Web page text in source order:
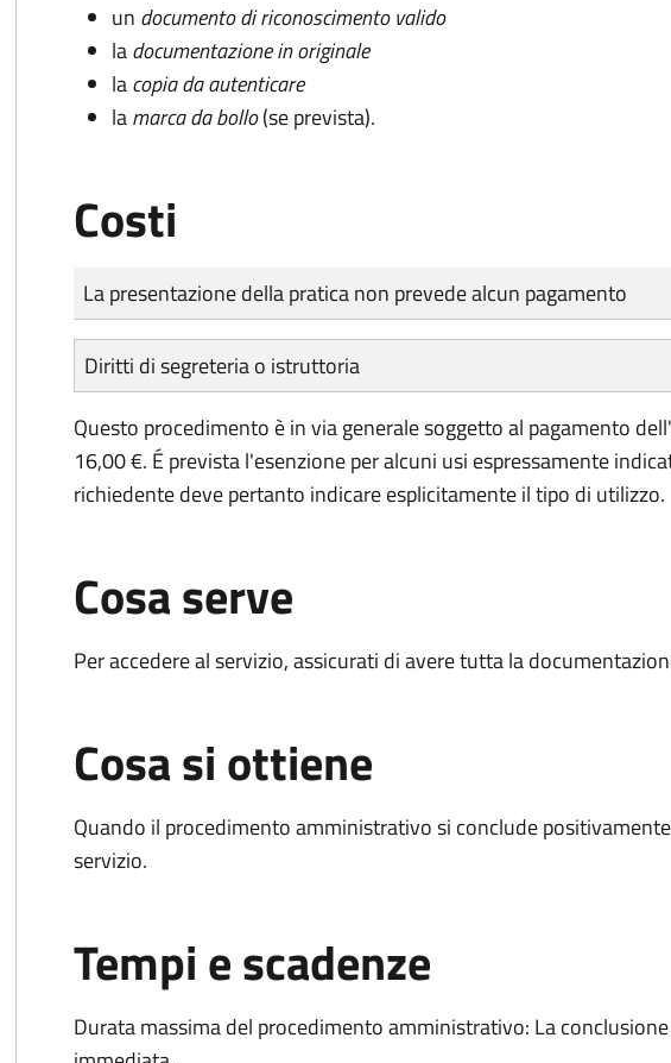
un documento di riconoscimento valido
ladocumentazione in originale
lacopia da autenticare
lamarca da bollo(se prevista).
Costi
Tipo di pagamento
Importo
La presentazione della pratica non prevede alcun pagamento
Diritti di segreteria o istruttoria
Questo procedimento è in via generale soggetto al pagamento
16,00 €. É prevista l'esenzione per alcuni usi espressamente
richiedente deve pertanto indicare esplicitamente il tipo di utilizzo.
Cosa serve
Per accedere al servizio, assicurati di avere tutta la
Cosa si ottiene
Quando il procedimento amministrativo si conclude
servizio.
Tempi e scadenze
Durata massima del procedimento amministrativo: La